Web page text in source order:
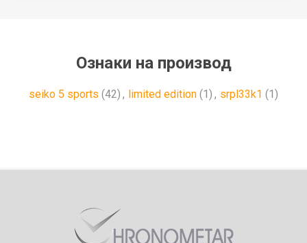
Ознаки на производ
seiko 5 sports (42) , limited edition (1) , srpl33k1 (1)